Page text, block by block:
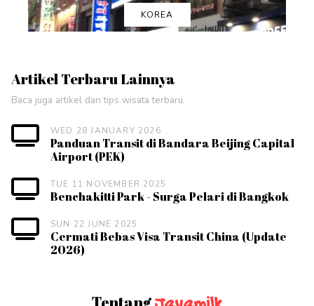
KOREA
Artikel Terbaru Lainnya
Baca juga artikel dan tips wisata terbaru.
WED 28 JANUARY 2026
Panduan Transit di Bandara Beijing Capital
Airport (PEK)
TUE 11 NOVEMBER 2025
Benchakitti Park - Surga Pelari di Bangkok
SUN 22 JUNE 2025
Cermati Bebas Visa Transit China (Update
2026)